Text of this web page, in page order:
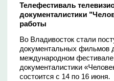
Телефестиваль
документалистики
работы
Во Владивосток стали
документальных фильмов
международном
документалистики
состоится с 14 по 16 июня.